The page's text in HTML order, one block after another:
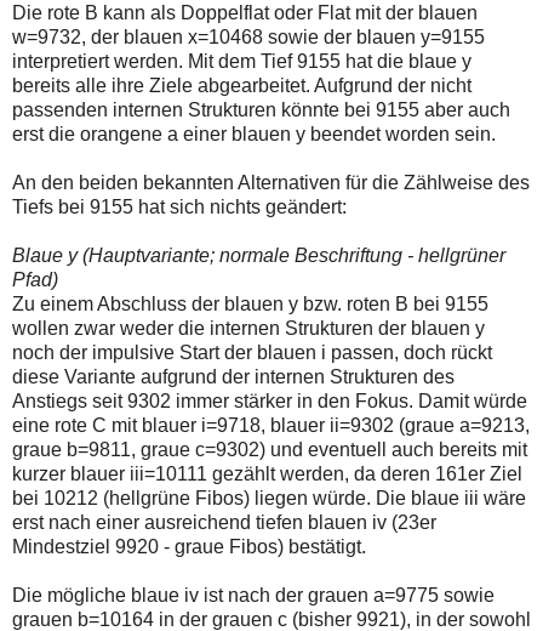
späteren
Zeitpunkt
noch
einmal.
Sollte
das
Problem
weiterbestehen
ich
um
per
Mail
robbys-
elliottwellen@online.de.
Bis
zur
Lösung
des
Problems
sind
die
Post
auch
auf
der
Plattform
wallstreet-
verfügbar.
Die rote B kann als Doppelflat oder Flat mit der blauen
w=9732, der blauen x=10468 sowie der blauen y=9155
interpretiert werden. Mit dem Tief 9155 hat die blaue y
bereits alle ihre Ziele abgearbeitet. Aufgrund der nicht
passenden internen Strukturen könnte bei 9155 aber auch
erst die orangene a einer blauen y beendet worden sein.
An den beiden bekannten Alternativen für die Zählweise des
Tiefs bei 9155 hat sich nichts geändert:
Blaue y (Hauptvariante; normale Beschriftung - hellgrüner
Pfad)
Zu einem Abschluss der blauen y bzw. roten B bei 9155
wollen zwar weder die internen Strukturen der blauen y
noch der impulsive Start der blauen i passen, doch rückt
diese Variante aufgrund der internen Strukturen des
Anstiegs seit 9302 immer stärker in den Fokus. Damit würde
eine rote C mit blauer i=9718, blauer ii=9302 (graue a=9213,
graue b=9811, graue c=9302) und eventuell auch bereits mit
kurzer blauer iii=10111 gezählt werden, da deren 161er Ziel
bei 10212 (hellgrüne Fibos) liegen würde. Die blaue iii wäre
erst nach einer ausreichend tiefen blauen iv (23er
Mindestziel 9920 - graue Fibos) bestätigt.
Die mögliche blaue iv ist nach der grauen a=9775 sowie
grauen b=10164 in der grauen c (bisher 9921), in der sowohl